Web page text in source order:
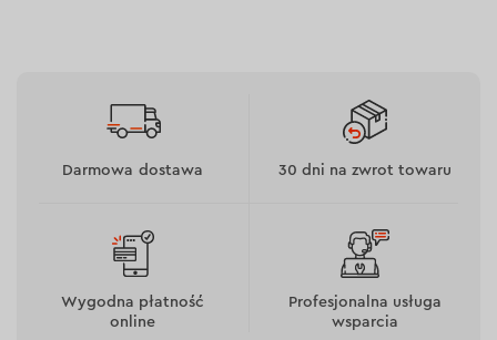
przekładni wykorzystywana jest stal stopowa i
hartowana, a przycisk ma rezerwę prądową na poziomie
Darmowa dostawa 30 dni na zwrot towaru
Wygodna płatność
online
Profesjonalna usługa
wsparcia